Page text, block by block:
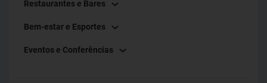
Restaurantes e Bares
Bem-estar e Esportes
Eventos e Conferências